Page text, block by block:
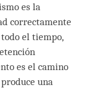
es la
correctamente
el tiempo,
es el camino
una